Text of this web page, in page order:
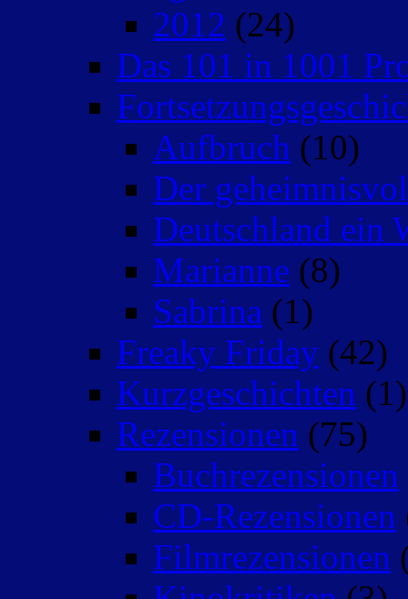
2012 (24)
Das 101 in 1001
Aufbruch (10)
Der
Deutschland ein
Marianne (8)
Sabrina (1)
Freaky Friday (42)
Kurzgeschichten (1)
Rezensionen (75)
Buchrezensionen
CD-Rezensionen
Filmrezensionen